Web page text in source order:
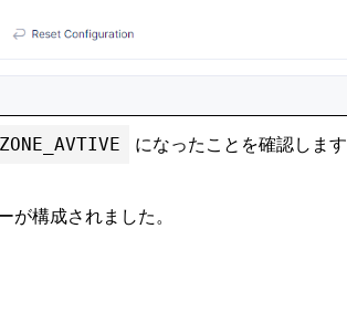
になったことを確認します
が構成されました。